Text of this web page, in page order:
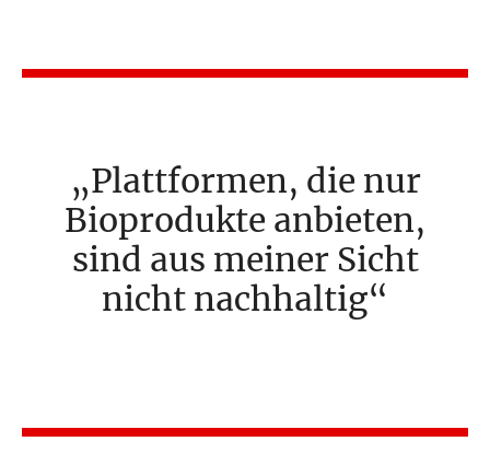
Plattformen, die nur
Bioprodukte anbieten,
sind aus meiner Sicht
nicht nachhaltig